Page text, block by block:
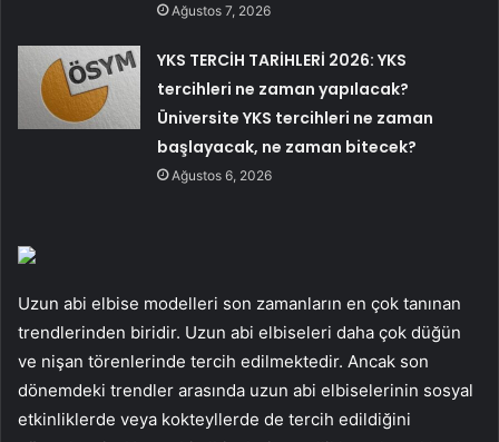
Ağustos 7, 2026
YKS TERCİH TARİHLERİ 2026: YKS
tercihleri ne zaman yapılacak?
Üniversite YKS tercihleri ne zaman
başlayacak, ne zaman bitecek?
Ağustos 6, 2026
Uzun abi elbise modelleri son zamanların en çok tanınan
trendlerinden biridir. Uzun abi elbiseleri daha çok düğün
ve nişan törenlerinde tercih edilmektedir. Ancak son
dönemdeki trendler arasında uzun abi elbiselerinin sosyal
etkinliklerde veya kokteyllerde de tercih edildiğini